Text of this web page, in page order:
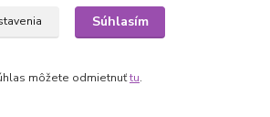
Súhlasím
môžete odmietnuťtu.